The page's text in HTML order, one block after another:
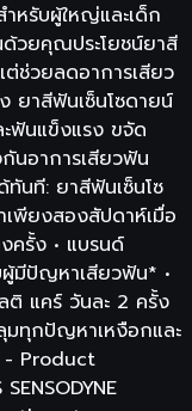
หรับผู้ใหญ่และเด็ก
วยคุณประโยชน์ยาสี
ช่วยลดอาการเสียว
ยาสีฟันเซ็นโซดายน์
ฟันแข็งแรง ขจัด
นอาการเสียวฟัน
นที: ยาสีฟันเซ็นโซ
พียงสองสัปดาห์เมื่อ
ครั้ง • แบรนด์
มีปัญหาเสียวฟัน* •
ติ แคร์ วันละ 2 ครั้ง
มทุกปัญหาเหงือกและ
- Product